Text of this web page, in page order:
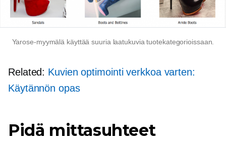
Yarose-myymälä käyttää suuria laatukuvia tuotekategorioissaan.
Related: Kuvien optimointi verkkoa varten:
Käytännön opas
Pidä mittasuhteet